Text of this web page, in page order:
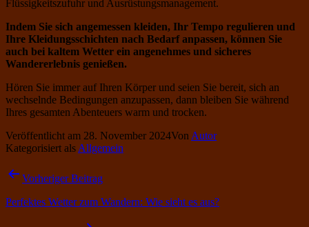
Flüssigkeitszufuhr und Ausrüstungsmanagement.
Indem Sie sich angemessen kleiden, Ihr Tempo regulieren und
Ihre Kleidungsschichten nach Bedarf anpassen, können Sie
auch bei kaltem Wetter ein angenehmes und sicheres
Wandererlebnis genießen.
Hören Sie immer auf Ihren Körper und seien Sie bereit, sich an
wechselnde Bedingungen anzupassen, dann bleiben Sie während
Ihres gesamten Abenteuers warm und trocken.
Veröffentlicht am 28. November 2024Von Autor
Kategorisiert als Allgemein
Beitragsnavigation
Vorheriger Beitrag
Perfektes Wetter zum Wandern: Wie sieht es aus?